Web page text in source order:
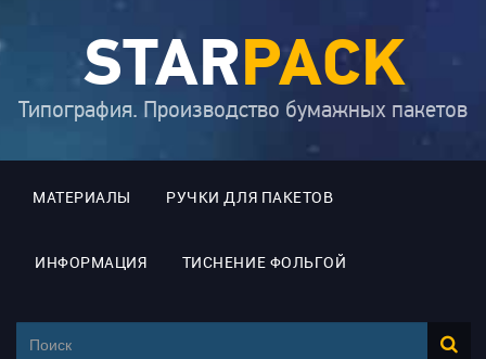
STARPACK
Типография. Производство бумажных пакетов
МАТЕРИАЛЫ РУЧКИ ДЛЯ ПАКЕТОВ
ИНФОРМАЦИЯ ТИСНЕНИЕ ФОЛЬГОЙ